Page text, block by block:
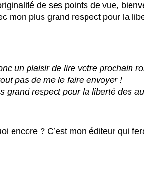
de ses points de vue,
mon plus grand respect pour la
un plaisir de lire votre prochain
pas de me le faire envoyer !
grand respect pour la liberté des
encore ? C’est mon éditeur qui